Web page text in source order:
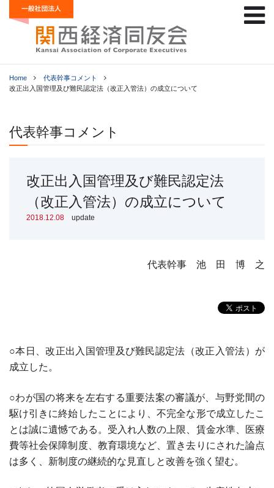
Home
代表幹事コメント
改正出入国管理及び難民認定法（改正入管法）の成立について
代表幹事コメント
改正出入国管理及び難民認定法
（改正入管法）の成立について
2018.12.08 update
代表幹事 池 田 博 之
○本日、改正出入国管理及び難民認定法（改正入管法）が
成立した。
○わが国の将来を左右する重要法案の審議が、与野党間の
駆け引きに終始したことにより、不完全な形で成立したこ
とは誠に遺憾である。受入れ人数の上限、賃金水準、医療
費等社会保障制度、教育環境など、置き去りにされた論点
は多く、新制度の継続的な見直しと改善を強く望む。